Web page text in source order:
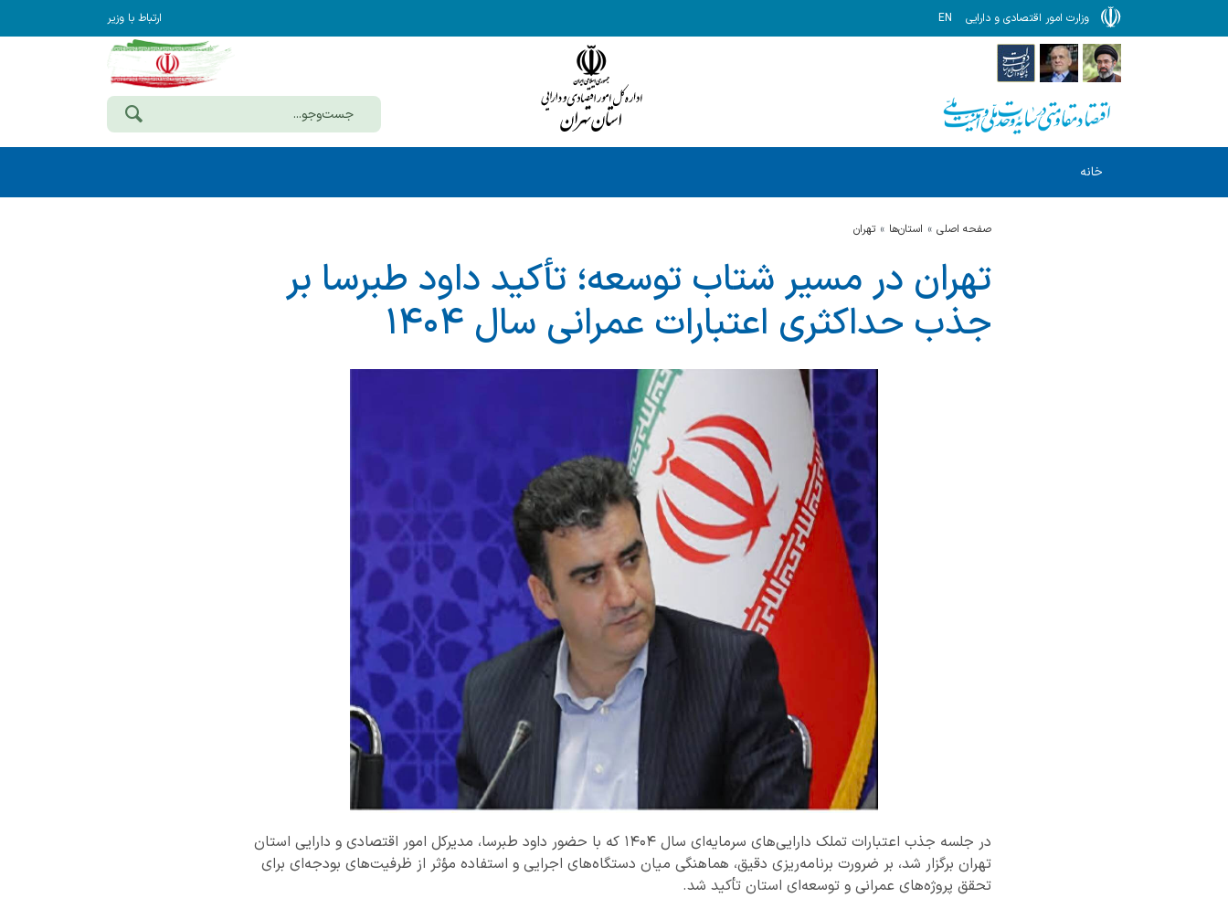
وزارت امور اقتصادی و دارایی EN ارتباط با وزیر
خانه
صفحه اصلی استان‌ها تهران
تهران در مسیر شتاب توسعه؛ تأکید داود طبرسا بر
جذب حداکثری اعتبارات عمرانی سال ۱۴۰۴
در جلسه جذب اعتبارات تملک دارایی‌های سرمایه‌ای سال ۱۴۰۴ که با حضور داود طبرسا، مدیرکل امور اقتصادی و دارایی استان
تهران برگزار شد، بر ضرورت برنامه‌ریزی دقیق، هماهنگی میان دستگاه‌های اجرایی و استفاده مؤثر از ظرفیت‌های بودجه‌ای برای
تحقق پروژه‌های عمرانی و توسعه‌ای استان تأکید شد.